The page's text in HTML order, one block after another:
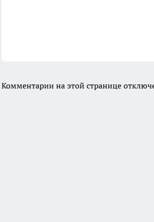
Комментарии на этой странице